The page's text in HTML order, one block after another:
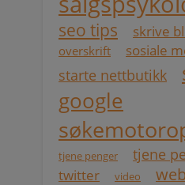
seo tips skrive
overskrift
sosiale
starte nettbutikk
google
tjene penger tjene
twitter video